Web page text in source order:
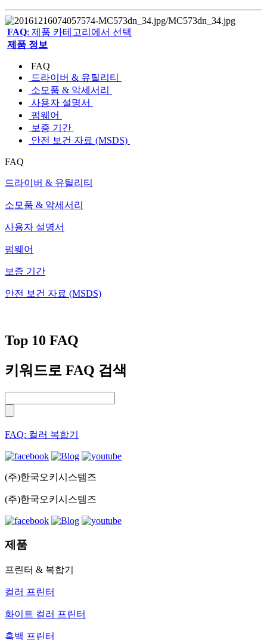
FAQ: 제품 카테고리에서 선택
제품 정보
FAQ
드라이버 & 유틸리티
소모품 & 악세서리
사용자 설명서
펌웨어
보증 기간
안전 보건 자료 (MSDS)
FAQ
드라이버 & 유틸리티
소모품 & 악세서리
사용자 설명서
펌웨어
보증 기간
안전 보건 자료 (MSDS)
Top 10 FAQ
키워드로 FAQ 검색
FAQ: 컬러 복합기
(주)한국오키시스템즈
(주)한국오키시스템즈
제품
프린터 & 복합기
컬러 프린터
화이트 컬러 프린터
흑백 프린터